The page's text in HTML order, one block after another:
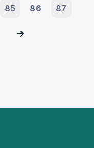
85 86 87